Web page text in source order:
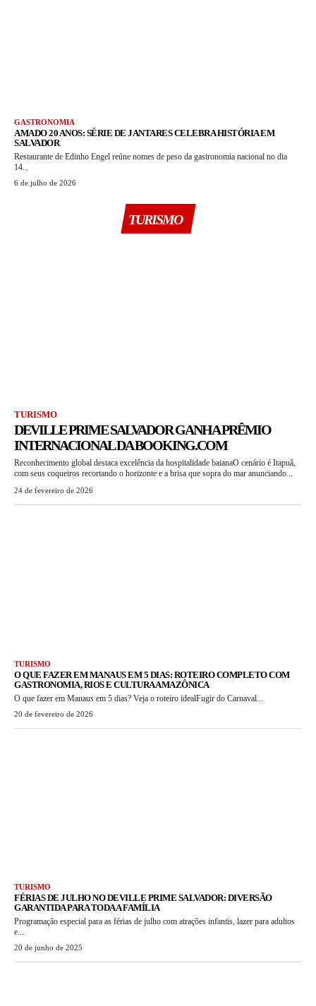
GASTRONOMIA
AMADO 20 ANOS: SÉRIE DE JANTARES CELEBRA HISTÓRIA EM
SALVADOR
Restaurante de Edinho Engel reúne nomes de peso da gastronomia nacional no dia
14...
6 de julho de 2026
TURISMO
TURISMO
DEVILLE PRIME SALVADOR GANHA PRÊMIO
INTERNACIONAL DA BOOKING.COM
Reconhecimento global destaca excelência da hospitalidade baianaO cenário é Itapuã,
com seus coqueiros recortando o horizonte e a brisa que sopra do mar anunciando...
24 de fevereiro de 2026
TURISMO
O QUE FAZER EM MANAUS EM 5 DIAS: ROTEIRO COMPLETO COM
GASTRONOMIA, RIOS E CULTURA AMAZÔNICA
O que fazer em Manaus em 5 dias? Veja o roteiro idealFugir do Carnaval...
20 de fevereiro de 2026
TURISMO
FÉRIAS DE JULHO NO DEVILLE PRIME SALVADOR: DIVERSÃO
GARANTIDA PARA TODA A FAMÍLIA
Programação especial para as férias de julho com atrações infantis, lazer para adultos
e...
20 de junho de 2025